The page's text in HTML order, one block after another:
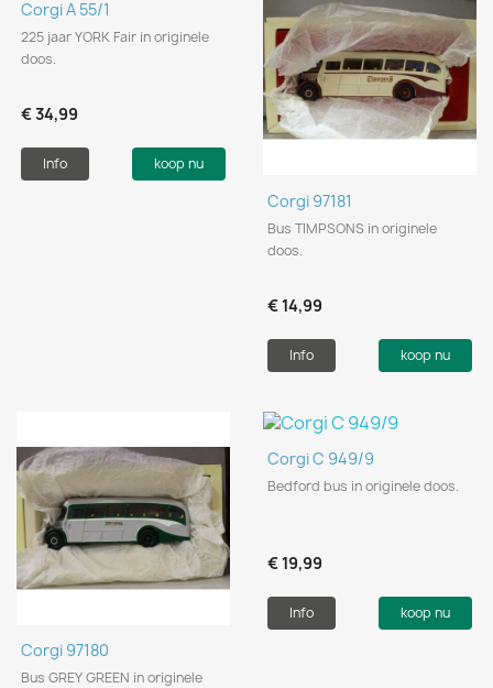
Corgi A 55/1
225 jaar YORK Fair in originele
doos.
€ 34,99
Info koop nu
Corgi 97181
Bus TIMPSONS in originele
doos.
€ 14,99
Info koop nu
Corgi 97180
Bus GREY GREEN in originele
Corgi C 949/9
Bedford bus in originele doos.
€ 19,99
Info koop nu